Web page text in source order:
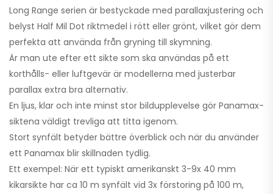
Long Range serien är bestyckade med parallaxjustering och
belyst Half Mil Dot riktmedel i rött eller grönt, vilket gör dem
perfekta att använda från gryning till skymning.
Är man ute efter ett sikte som ska användas på ett
korthålls- eller luftgevär är modellerna med justerbar
parallax extra bra alternativ.
En ljus, klar och inte minst stor bildupplevelse gör Panamax-
siktena väldigt trevliga att titta igenom.
Stort synfält betyder bättre överblick och när du använder
ett Panamax blir skillnaden tydlig.
Ett exempel: När ett typiskt amerikanskt 3-9x 40 mm
kikarsikte har ca 10 m synfält vid 3x förstoring på 100 m,